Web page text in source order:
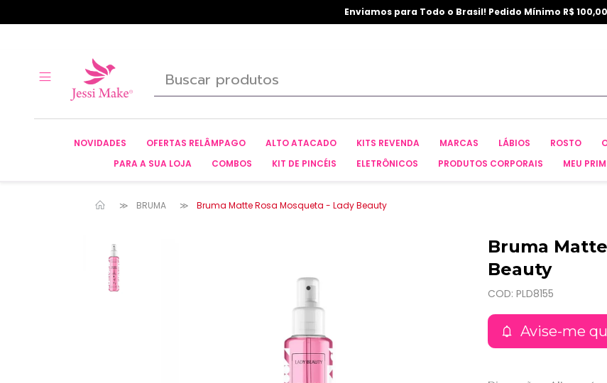
Enviamos para Todo o Brasil! Pedido Mínimo R$
NOVIDADES OFERTAS RELÂMPAGO ALTO ATACADO KITS REVENDA MARCAS LÁBIOS ROSTO
PARA A SUA LOJA
COMBOS KIT DE PINCÉIS ELETRÔNICOS PRODUTOS CORPORAIS MEU
BRUMA Bruma Matte Rosa Mosqueta - Lady Beauty
Bruma
Beauty
COD: PLD8155
Avise-me